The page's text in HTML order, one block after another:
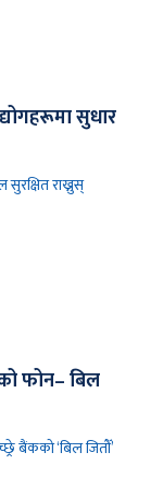
सुधार
फोन– बिल